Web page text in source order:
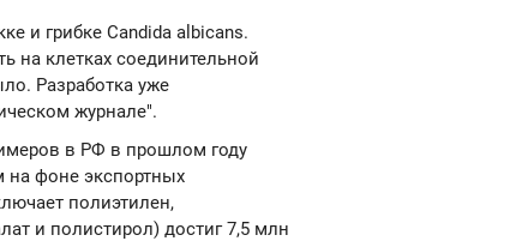
и грибке Candida albicans.
на клетках соединительной
Разработка уже
журнале".
в РФ в прошлом году
на фоне экспортных
полиэтилен,
и полистирол) достиг 7,5 млн